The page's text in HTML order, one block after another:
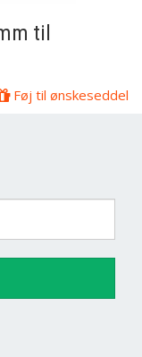
til
Føj til ønskeseddel